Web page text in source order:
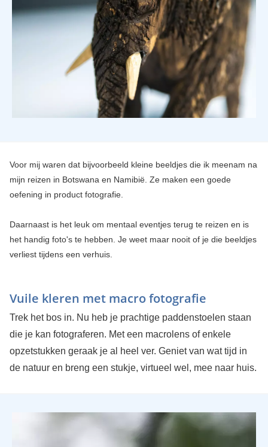
Voor mij waren dat bijvoorbeeld kleine beeldjes die ik meenam na
mijn reizen in Botswana en Namibië. Ze maken een goede
oefening in product fotografie.
Daarnaast is het leuk om mentaal eventjes terug te reizen en is
het handig foto's te hebben. Je weet maar nooit of je die beeldjes
verliest tijdens een verhuis.
Vuile kleren met macro fotografie
Trek het bos in. Nu heb je prachtige paddenstoelen staan
die je kan fotograferen. Met een macrolens of enkele
opzetstukken geraak je al heel ver. Geniet van wat tijd in
de natuur en breng een stukje, virtueel wel, mee naar huis.